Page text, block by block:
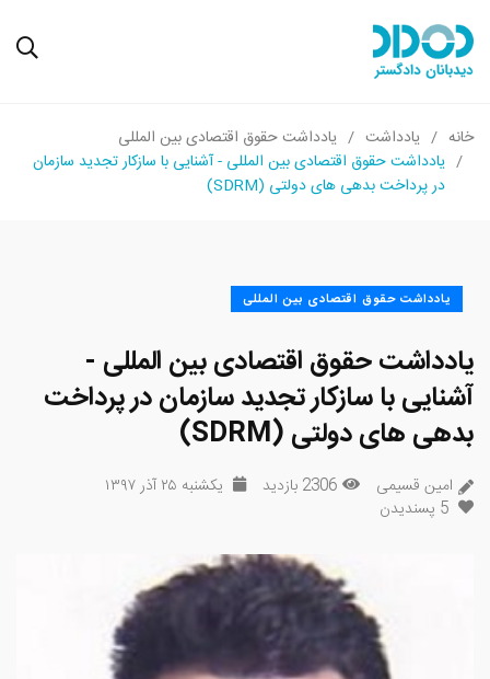
خانه یادداشت
یادداشت حقوق اقتصادی بین المللی
یادداشت حقوق اقتصادی بین المللی - آشنایی با سازکار تجدید سازمان
در پرداخت بدهی های دولتی (SDRM)
یادداشت حقوق اقتصادی بین المللی
یادداشت حقوق اقتصادی بین المللی -
آشنایی با سازکار تجدید سازمان در پرداخت
بدهی های دولتی (SDRM)
امین قسیمی 2306 بازدید
یکشنبه ۲۵ آذر ۱۳۹۷
5 پسندیدن